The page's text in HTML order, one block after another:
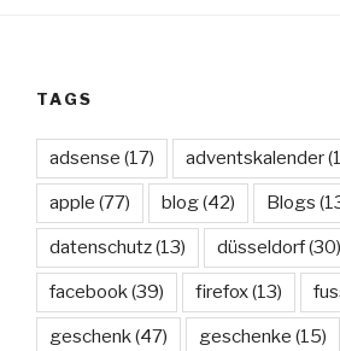
TAGS
adsense (17) adventskalender
apple (77) blog(42) Blogs
datenschutz(13) düsseldorf(30)
facebook(39) firefox(13)
geschenk(47) geschenke (15)